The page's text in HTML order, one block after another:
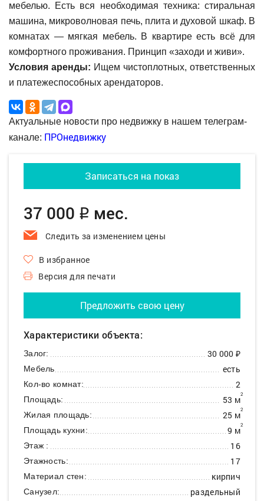
мебелью. Есть вся необходимая техника: стиральная
машина, микроволновая печь, плита и духовой шкаф. В
комнатах — мягкая мебель. В квартире есть всё для
комфортного проживания. Принцип «заходи и живи».
Условия аренды: Ищем чистоплотных, ответственных
и платежеспособных арендаторов.
Актуальные новости про недвижку в нашем телеграм-
канале: ПРОнедвижку
Записаться на показ
37 000 q мес.
Следить за изменением цены
В избранное
Версия для печати
Предложить свою цену
Характеристики объекта:
Залог: 30 000 ₽
Мебель есть
Кол-во комнат: 2
Площадь: 53 м2
Жилая площадь: 25 м2
Площадь кухни: 9 м2
Этаж : 16
Этажность: 17
Материал стен: кирпич
Санузел: раздельный